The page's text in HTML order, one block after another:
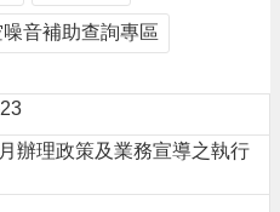
音補助查詢專區
辦理政策及業務宣導之執行